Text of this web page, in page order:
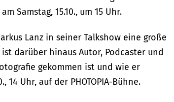
Samstag, 15.10., um 15 Uhr.
Lanz in seiner Talkshow eine große
darüber hinaus Autor, Podcaster und
gekommen ist und wie er
Uhr, auf der PHOTOPIA-Bühne.